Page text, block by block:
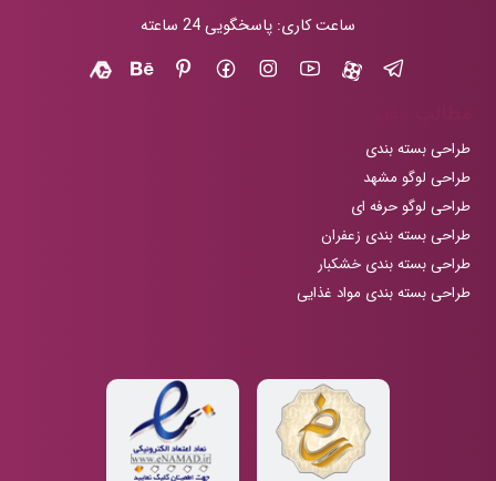
ساعت کاری: پاسخگویی 24 ساعته
طراحی بسته بندی
طراحی لوگو مشهد
طراحی لوگو حرفه ای
طراحی بسته بندی زعفران
طراحی بسته بندی خشکبار
طراحی بسته بندی مواد غذایی